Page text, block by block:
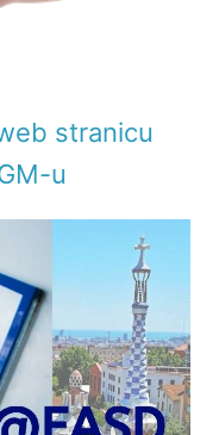
stranicu
u